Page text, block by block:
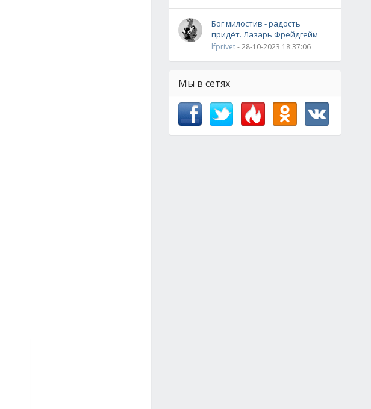
Бог милостив - радость
придёт. Лазарь Фрейдгейм
lfprivet- 28-10-2023 18:37:06
Мы в сетях